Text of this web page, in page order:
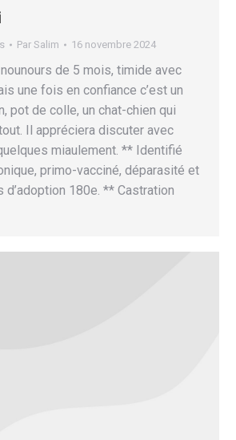
Par Salim 16 novembre 2024
de 5 mois, timide avec
une fois en confiance c’est un
pot de colle, un chat-chien qui
Il appréciera discuter avec
miaulement. ** Identifié
primo-vacciné, déparasité et
d’adoption 180e. ** Castration